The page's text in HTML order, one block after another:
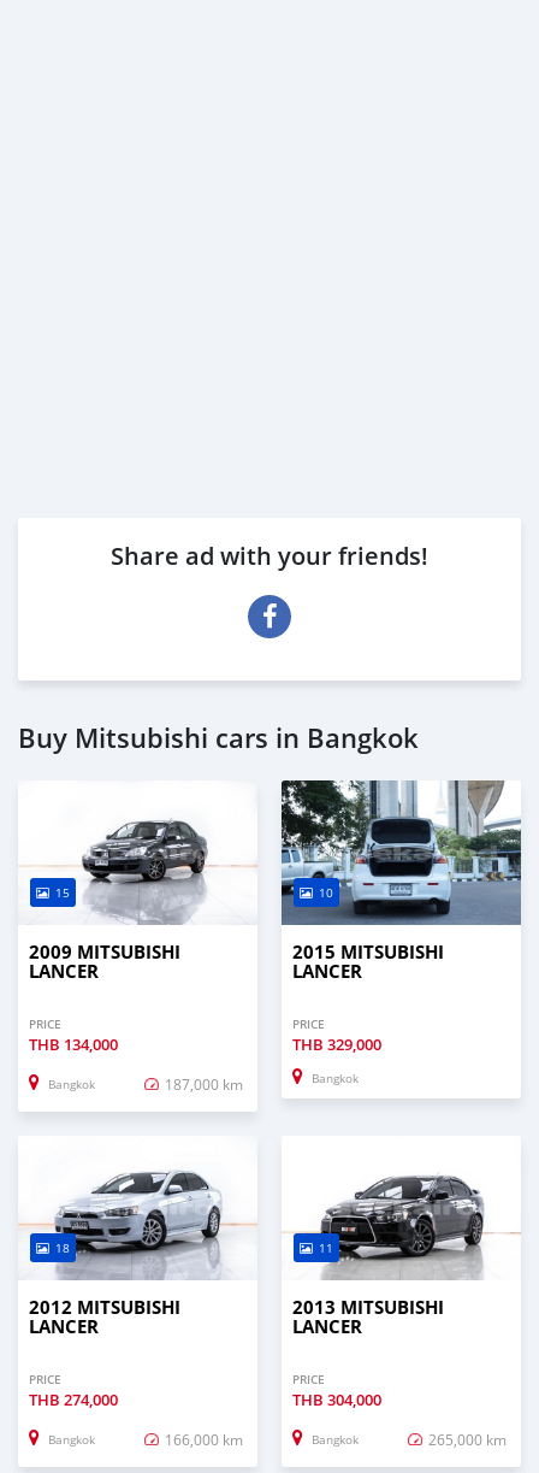
Share ad with your friends!
Buy Mitsubishi cars in Bangkok
15
2009 MITSUBISHI
LANCER
PRICE
THB 134,000
Bangkok 187,000 km
10
2015 MITSUBISHI
LANCER
PRICE
THB 329,000
Bangkok
18
2012 MITSUBISHI
LANCER
PRICE
THB 274,000
Bangkok 166,000 km
11
2013 MITSUBISHI
LANCER
PRICE
THB 304,000
Bangkok 265,000 km